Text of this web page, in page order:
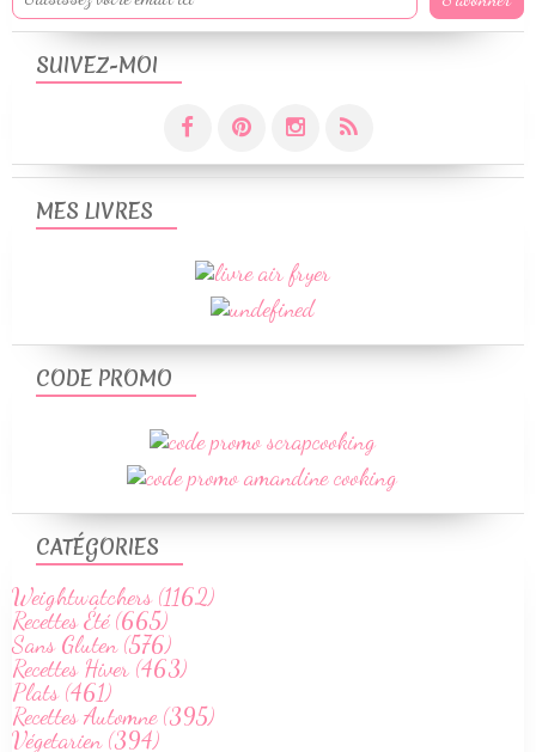
SUIVEZ-MOI
CATÉGORIES
Weightwatchers (1162)
Recettes Été (665)
Sans Gluten (576)
Recettes Hiver (463)
Plats (461)
Recettes Automne (395)
Végetarien (394)
MES LIVRES
CODE PROMO